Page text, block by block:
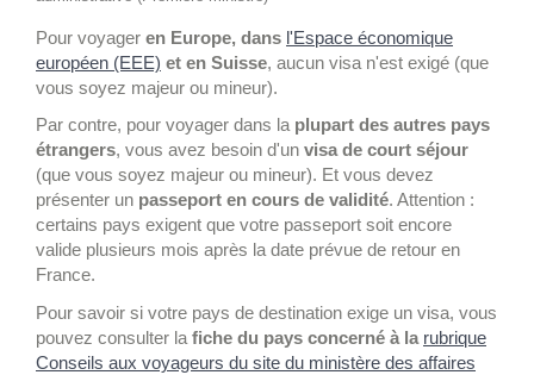
Pour voyager en Europe, dans l'Espace économique
européen (EEE) et en Suisse, aucun visa n'est exigé (que
vous soyez majeur ou mineur).
Par contre, pour voyager dans la plupart des autres pays
étrangers, vous avez besoin d'un visa de court séjour
(que vous soyez majeur ou mineur). Et vous devez
présenter un passeport en cours de validité. Attention :
certains pays exigent que votre passeport soit encore
valide plusieurs mois après la date prévue de retour en
France.
Pour savoir si votre pays de destination exige un visa, vous
pouvez consulter la fiche du pays concerné à la rubrique
Conseils aux voyageurs du site du ministère des affaires